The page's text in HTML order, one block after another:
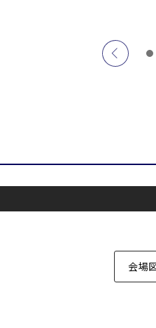
会場